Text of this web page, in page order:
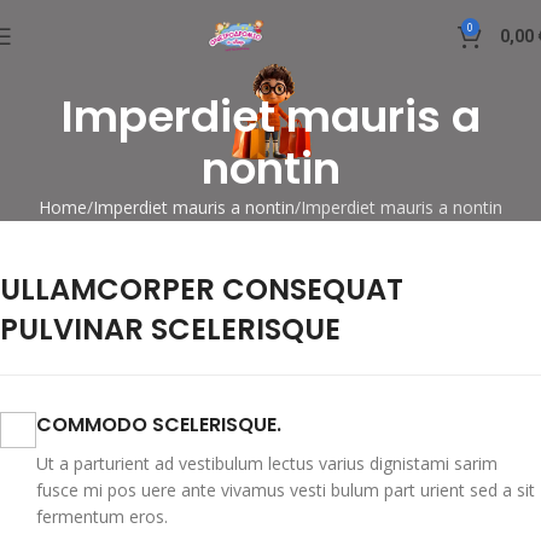
0 0,00
Imperdiet mauris a
nontin
Home Imperdiet mauris a nontin Imperdiet mauris a nontin
ULLAMCORPER CONSEQUAT
PULVINAR SCELERISQUE
COMMODO SCELERISQUE.
Ut a parturient ad vestibulum lectus varius dignistami sarim
fusce mi pos uere ante vivamus vesti bulum part urient sed a sit
fermentum eros.